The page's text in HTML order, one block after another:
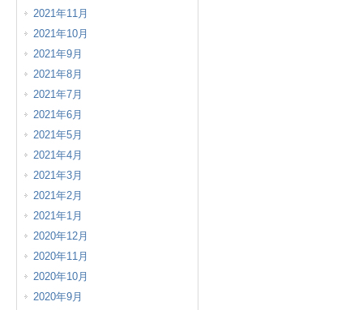
2021年11月
2021年10月
2021年9月
2021年8月
2021年7月
2021年6月
2021年5月
2021年4月
2021年3月
2021年2月
2021年1月
2020年12月
2020年11月
2020年10月
2020年9月